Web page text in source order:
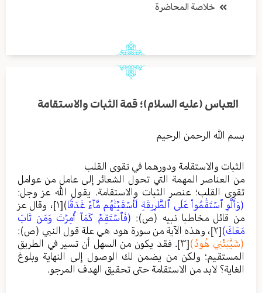
خلاصة المحاضرة
العباس (عليه السلام)؛ قمة الثبات والاستقامة
بسم الله الرحمن الرحيم
الثبات والاستقامة ودورهما في تقوى القلب
من العناصر المهمة التي تحول الشعائر إلى عامل من عوامل
تقوى القلب؛ عنصر الثبات والاستقامة. يقول الله عز وجل:
(وَأَلَّوِ ٱسۡتَقَٰمُواْ عَلَى ٱلطَّرِيقَةِ لَأَسۡقَيۡنَٰهُم مَّآءً غَدَقࣰا)[١] ، وقال عز
من قائل مخاطبا نبيه (ص): (فَٱسۡتَقِمۡ كَمَآ أُمِرۡتَ وَمَن تَابَ
مَعَكَ)[٢]
، وهذه الآية من سورة هود هي علة قول النبي (ص):
(شَيَّبَتْنِي هُودُ)[٣]
. فقد يكون من السهل أن تسير في الطريق
المستقيم؛ ولكن من يضمن لك الوصول إلى النهاية وبلوغ
الغاية؟ لابد من الاستقامة حتى تحقيق الهدف المرجو.